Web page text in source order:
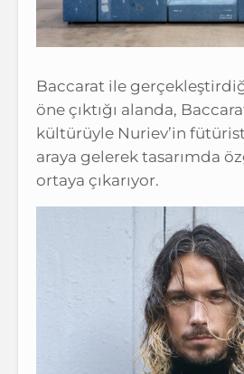
Baccarat ile
öne çıktığı alanda,
kültürüyle Nuriev’in
araya gelerek tasarımda
ortaya çıkarıyor.